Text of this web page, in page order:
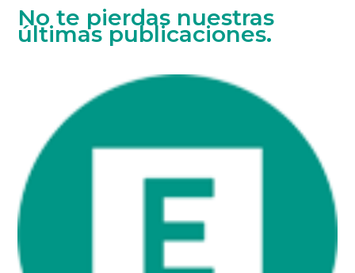
No te pierdas nuestras
últimas publicaciones.